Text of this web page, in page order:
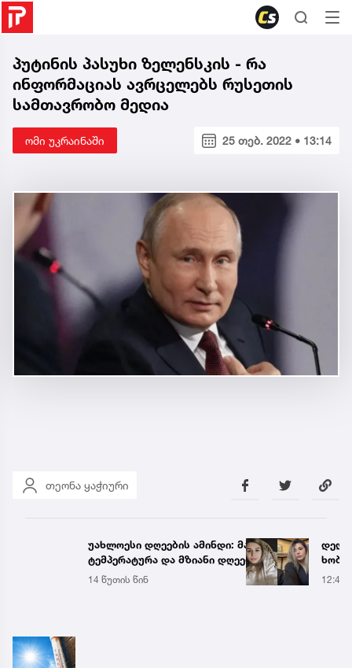
პუტინის პასუხი ზელენსკის - რა
ინფორმაციას ავრცელებს რუსეთის
სამთავრობო მედია
ომი უკრაინაში 25 თებ. 2022 • 13:14
თეონა ყაჭიური
უახლოესი დღეების ამინდი: მაღალი
ტემპერატურა და მზიანი დღეები
14 წუთის წინ 12:45